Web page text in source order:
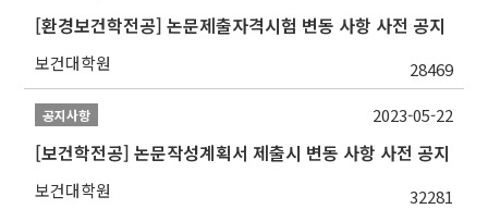
[환경보건학전공] 논문제출자격시험 변동 사항 사전 공지
보건대학원 28469
공지사항
[보건학전공] 논문작성계획서 제출시 변동 사항 사전 공지
보건대학원 32281
2023-05-22